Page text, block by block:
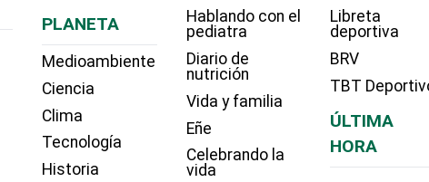
PLANETA
Medioambiente
Ciencia
Clima
Tecnología
Historia
Hablando con el
pediatra
Diario de
nutrición
Vida y familia
Eñe
Celebrando la
vida
Libreta
deportiva
BRV
TBT
ÚLTIMA
HORA